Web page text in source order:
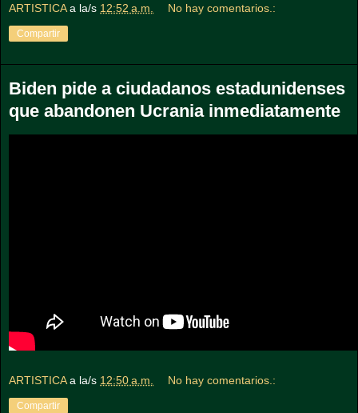
ARTISTICA a la/s 12:52 a.m. No hay comentarios.:
Compartir
Biden pide a ciudadanos estadunidenses
que abandonen Ucrania inmediatamente
ARTISTICA a la/s 12:50 a.m. No hay comentarios.:
Compartir